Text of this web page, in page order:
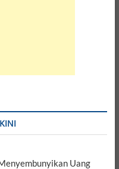
Uang